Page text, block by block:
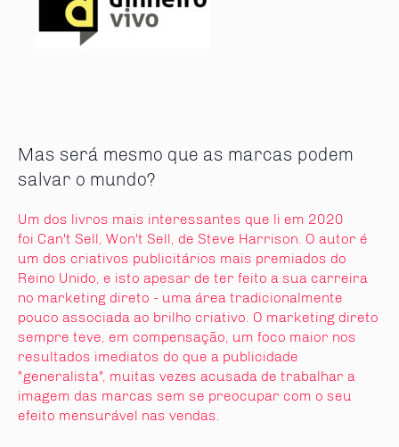
Mas será mesmo que as marcas podem
salvar o mundo?
Um dos livros mais interessantes que li em 2020
foi Can't Sell, Won't Sell, de Steve Harrison. O autor é
um dos criativos publicitários mais premiados do
Reino Unido, e isto apesar de ter feito a sua carreira
no marketing direto - uma área tradicionalmente
pouco associada ao brilho criativo. O marketing direto
sempre teve, em compensação, um foco maior nos
resultados imediatos do que a publicidade
"generalista", muitas vezes acusada de trabalhar a
imagem das marcas sem se preocupar com o seu
efeito mensurável nas vendas.